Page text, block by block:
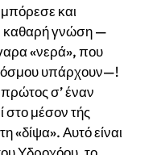
και
καθαρή γνώση —
«νερά», που
υπάρχουν—!
σ’ έναν
στο μέσον τής
«δίψα». Αυτό είναι